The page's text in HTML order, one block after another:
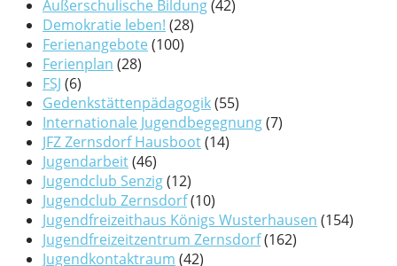
Außerschulische Bildung(42)
Demokratie leben! (28)
Ferienangebote (100)
Ferienplan (28)
FSJ (6)
Gedenkstättenpädagogik(55)
Internationale Jugendbegegnung(7)
JFZ Zernsdorf Hausboot(14)
Jugendarbeit(46)
Jugendclub Senzig(12)
Jugendclub Zernsdorf(10)
Jugendfreizeithaus Königs Wusterhausen (154)
Jugendfreizeitzentrum Zernsdorf(162)
Jugendkontaktraum (42)